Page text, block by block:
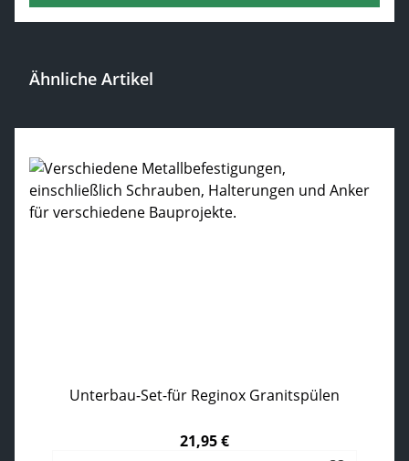
Ähnliche Artikel
Unterbau-Set-für Reginox Granitspülen
21,95 €